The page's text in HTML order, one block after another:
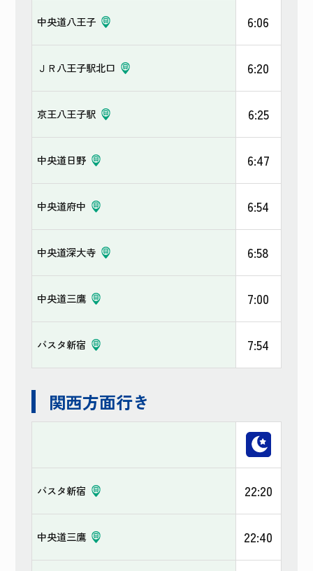
中央道八王子 6:06
ＪＲ八王子駅北口 6:20
京王八王子駅 6:25
中央道日野 6:47
中央道府中 6:54
中央道深大寺 6:58
中央道三鷹 7:00
バスタ新宿 7:54
関西方面行き
バスタ新宿 22:20
中央道三鷹 22:40